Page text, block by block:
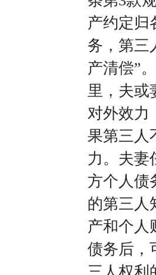
产约定归
务，第三
产清偿”
里，夫或
对外效力
果第三人
力。夫妻
方个人债
的第三人
产和个人
债务后，